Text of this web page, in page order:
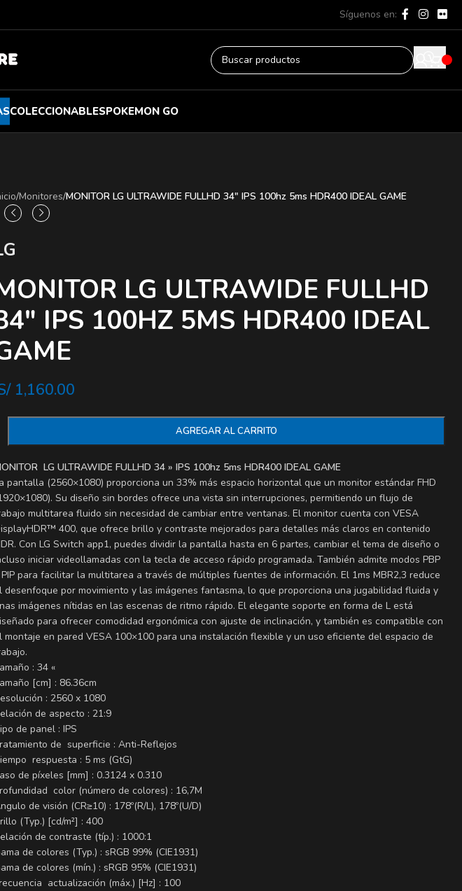
Síguenos en:
COLECCIONABLESPOKEMON GO
/Monitores/MONITOR LG ULTRAWIDE FULLHD 34″ IPS 100hz 5ms HDR400 IDEAL GAME
LG ULTRAWIDE FULLHD
IPS 100HZ 5MS HDR400 IDEAL
1,160.00
AGREGAR AL CARRITO
LG ULTRAWIDE FULLHD 34 » IPS 100hz 5ms HDR400 IDEAL GAME
pantalla (2560×1080) proporciona un 33% más espacio horizontal que un monitor estándar FHD
Su diseño sin bordes ofrece una vista sin interrupciones, permitiendo un flujo de
multitarea fluido sin necesidad de cambiar entre ventanas. El monitor cuenta con VESA
400, que ofrece brillo y contraste mejorados para detalles más claros en contenido
Con LG Switch app1, puedes dividir la pantalla hasta en 6 partes, cambiar el tema de diseño o
iniciar videollamadas con la tecla de acceso rápido programada. También admite modos PBP
para facilitar la multitarea a través de múltiples fuentes de información. El 1ms MBR2,3 reduce
desenfoque por movimiento y las imágenes fantasma, lo que proporciona una jugabilidad fluida y
imágenes nítidas en las escenas de ritmo rápido. El elegante soporte en forma de L está
para ofrecer comodidad ergonómica con ajuste de inclinación, y también es compatible con
montaje en pared VESA 100×100 para una instalación flexible y un uso eficiente del espacio de
: 34 «
[cm] : 86.36cm
: 2560 x 1080
de aspecto : 21:9
de panel : IPS
de superficie : Anti-Reflejos
respuesta : 5 ms (GtG)
de píxeles [mm] : 0.3124 x 0.310
color (número de colores) : 16,7M
de visión (CR≥10) : 178º(R/L), 178º(U/D)
(Typ.) [cd/m²] : 400
de contraste (típ.) : 1000:1
de colores (Typ.) : sRGB 99% (CIE1931)
de colores (mín.) : sRGB 95% (CIE1931)
actualización (máx.) [Hz] : 100